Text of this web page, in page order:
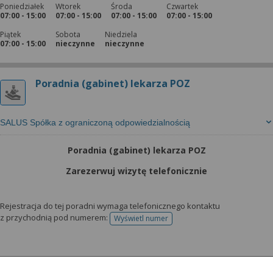
Poniedziałek
07:00 - 15:00
Wtorek
07:00 - 15:00
Środa
07:00 - 15:00
Czwartek
07:00 - 15:00
Piątek
07:00 - 15:00
Sobota
nieczynne
Niedziela
nieczynne
Poradnia (gabinet) lekarza POZ
SALUS Spółka z ograniczoną odpowiedzialnością
Poradnia (gabinet) lekarza POZ
Zarezerwuj wizytę telefonicznie
Rejestracja do tej poradni wymaga telefonicznego kontaktu
z przychodnią pod numerem:
Wyświetl numertelefonu do rejestracji